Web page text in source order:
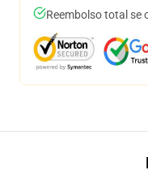
Reembolso total se